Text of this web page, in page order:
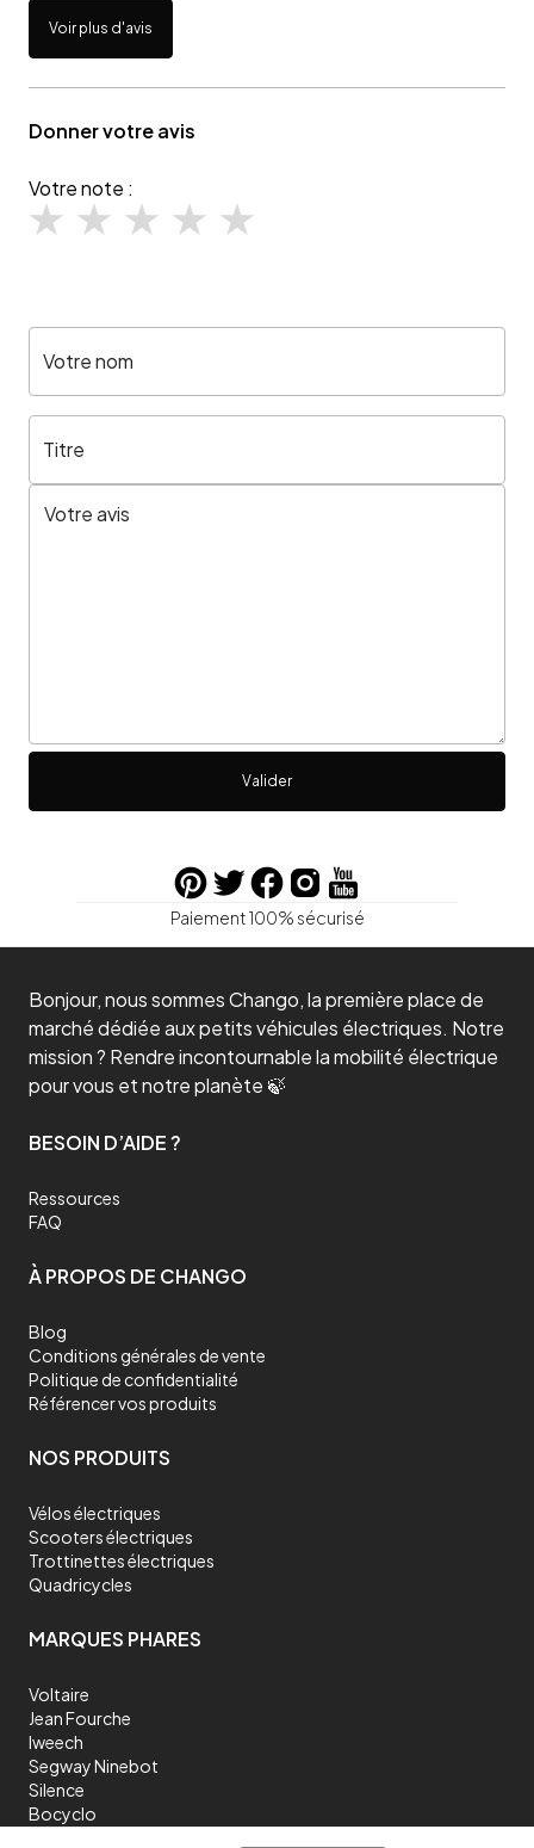
Voir plus d'avis
Donner votre avis
Votre note :
Votre nom
Titre
Valider
Paiement 100% sécurisé
Bonjour, nous sommes Chango, la première place de
marché dédiée aux petits véhicules électriques. Notre
mission ? Rendre incontournable la mobilité électrique
pour vous et notre planète 🍃
BESOIN D’AIDE ?
Ressources
FAQ
À PROPOS DE CHANGO
Blog
Conditions générales de vente
Politique de confidentialité
Référencer vos produits
NOS PRODUITS
Vélos électriques
Scooters électriques
Trottinettes électriques
Quadricycles
MARQUES PHARES
Voltaire
Jean Fourche
Iweech
Segway Ninebot
Silence
Bocyclo